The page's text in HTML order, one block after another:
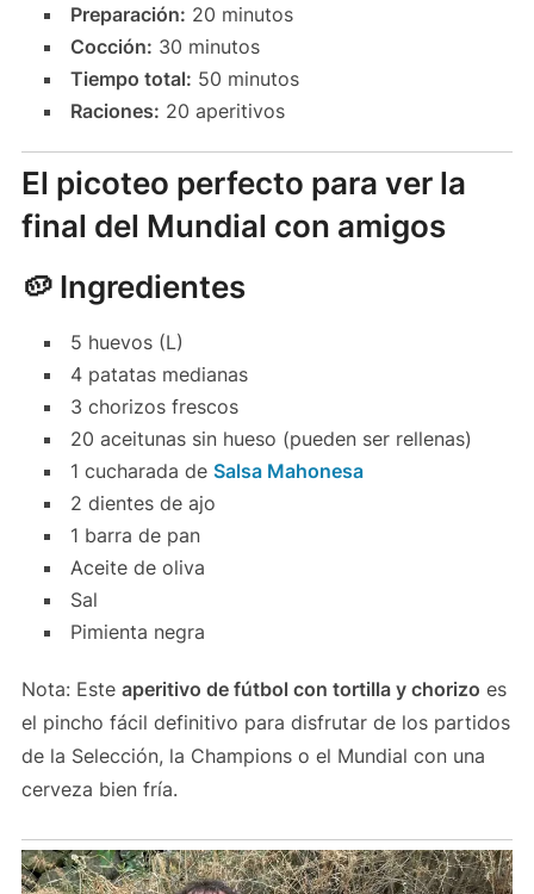
Preparación: 20 minutos
Cocción: 30 minutos
Tiempo total: 50 minutos
Raciones: 20 aperitivos
El picoteo perfecto para ver la
final del Mundial con amigos
🥔 Ingredientes
5 huevos (L)
4 patatas medianas
3 chorizos frescos
20 aceitunas sin hueso (pueden ser rellenas)
1 cucharada deSalsa Mahonesa
2 dientes de ajo
1 barra de pan
Aceite de oliva
Sal
Pimienta negra
Nota: Este aperitivo de fútbol con tortilla y chorizo es
el pincho fácil definitivo para disfrutar de los partidos
de la Selección, la Champions o el Mundial con una
cerveza bien fría.